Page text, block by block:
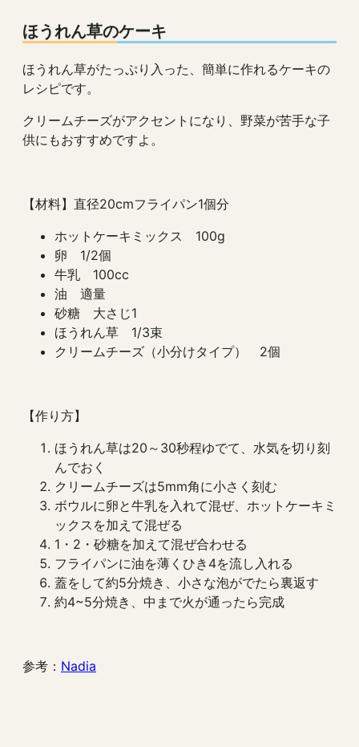
ほうれん草のケーキ
ほうれん草がたっぷり入った、簡単に作れるケーキの
レシピです。
クリームチーズがアクセントになり、野菜が苦手な子
供にもおすすめですよ。
【材料】直径20cmフライパン1個分
ホットケーキミックス 100g
卵 1/2個
牛乳 100cc
油 適量
砂糖 大さじ1
ほうれん草 1/3束
クリームチーズ（小分けタイプ） 2個
【作り方】
ほうれん草は20～30秒程ゆでて、水気を切り刻
んでおく
クリームチーズは5mm角に小さく刻む
ボウルに卵と牛乳を入れて混ぜ、ホットケーキミ
ックスを加えて混ぜる
1・2・砂糖を加えて混ぜ合わせる
フライパンに油を薄くひき4を流し入れる
蓋をして約5分焼き、小さな泡がでたら裏返す
約4~5分焼き、中まで火が通ったら完成
参考： Nadia